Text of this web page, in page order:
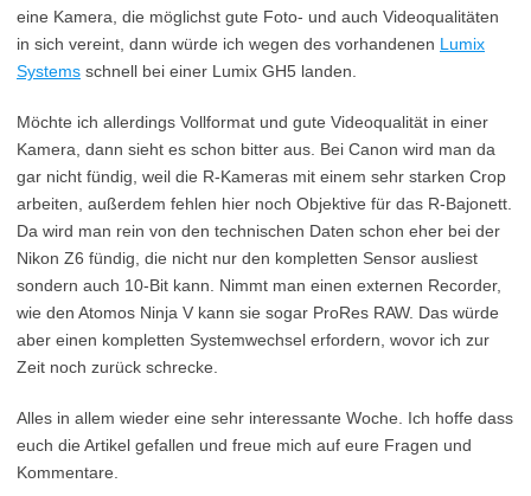
eine Kamera, die möglichst gute Foto- und auch Videoqualitäten
in sich vereint, dann würde ich wegen des vorhandenen Lumix
Systems schnell bei einer Lumix GH5 landen.
Möchte ich allerdings Vollformat und gute Videoqualität in einer
Kamera, dann sieht es schon bitter aus. Bei Canon wird man da
gar nicht fündig, weil die R-Kameras mit einem sehr starken Crop
arbeiten, außerdem fehlen hier noch Objektive für das R-Bajonett.
Da wird man rein von den technischen Daten schon eher bei der
Nikon Z6 fündig, die nicht nur den kompletten Sensor ausliest
sondern auch 10-Bit kann. Nimmt man einen externen Recorder,
wie den Atomos Ninja V kann sie sogar ProRes RAW. Das würde
aber einen kompletten Systemwechsel erfordern, wovor ich zur
Zeit noch zurück schrecke.
Alles in allem wieder eine sehr interessante Woche. Ich hoffe dass
euch die Artikel gefallen und freue mich auf eure Fragen und
Kommentare.